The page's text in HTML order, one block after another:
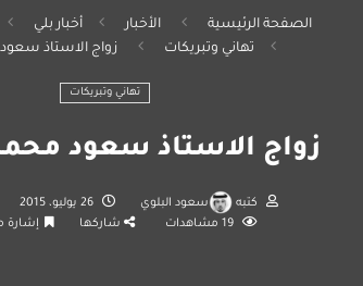
الصفحة الرئيسية الأخبار أخبار بلي
تهاني وتبريكات
زواج الاستاذ
تهاني وتبريكات
زواج الاستاذ سعود
كتبه سعود البلوي 26 يوليو، 2015
19 مشاهدات شاركها إشارة